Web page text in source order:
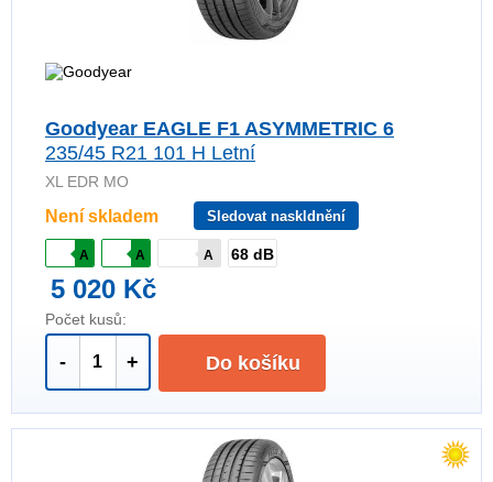
Goodyear EAGLE F1 ASYMMETRIC 6
235/45 R21 101 H Letní
XL EDR MO
Není skladem Sledovat naskldnění
A A A 68 dB
5 020 Kč
Počet kusů:
- + Do košíku